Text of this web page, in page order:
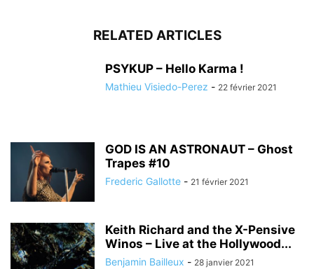
RELATED ARTICLES
PSYKUP – Hello Karma !
Mathieu Visiedo-Perez - 22 février 2021
GOD IS AN ASTRONAUT – Ghost
Trapes #10
Frederic Gallotte - 21 février 2021
Keith Richard and the X-Pensive
Winos – Live at the Hollywood...
Benjamin Bailleux - 28 janvier 2021